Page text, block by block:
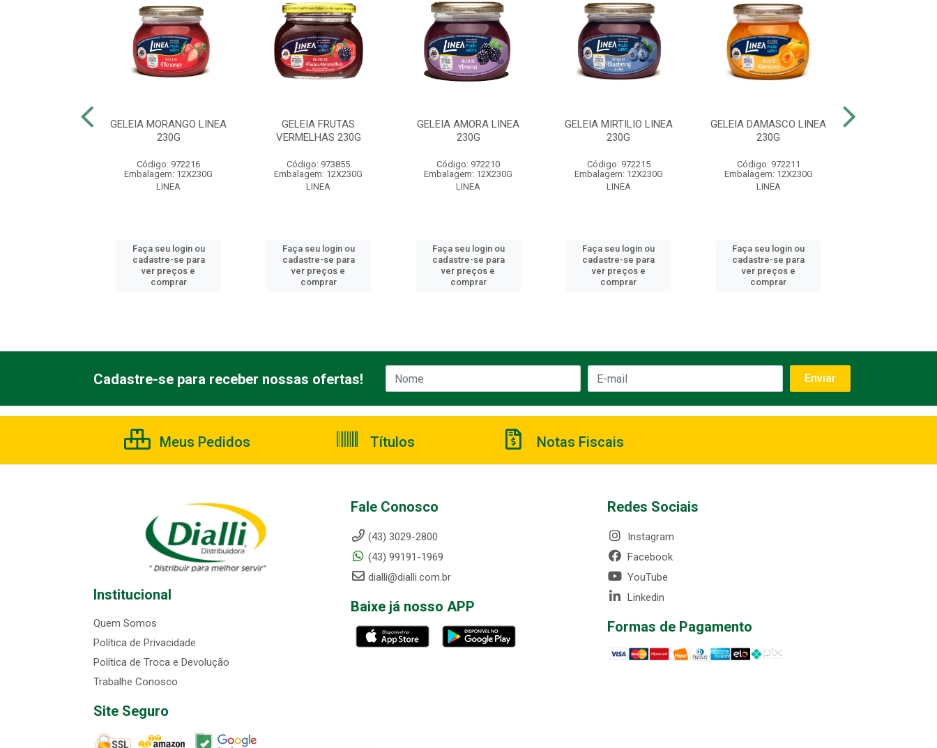
GELEIA MORANGO LINEA
230G
Código: 972216
Embalagem: 12X230G
LINEA
Faça seu login ou
cadastre-se para
ver preços e
comprar
GELEIA FRUTAS
VERMELHAS 230G
Código: 973855
Embalagem: 12X230G
LINEA
Faça seu login ou
cadastre-se para
ver preços e
comprar
GELEIA AMORA LINEA
230G
Código: 972210
Embalagem: 12X230G
LINEA
Faça seu login ou
cadastre-se para
ver preços e
comprar
GELEIA MIRTILIO LINEA
230G
Código: 972215
Embalagem: 12X230G
LINEA
Faça seu login ou
cadastre-se para
ver preços e
comprar
GELEIA DAMASCO LINEA
230G
Código: 972211
Embalagem: 12X230G
LINEA
Faça seu login ou
cadastre-se para
ver preços e
comprar
Cadastre-se para receber nossas ofertas!
Meus Pedidos Títulos Notas Fiscais
Institucional
Quem Somos
Política de Privacidade
Política de Troca e Devolução
Trabalhe Conosco
Site Seguro
Fale Conosco
(43) 3029-2800
(43) 99191-1969
dialli@dialli.com.br
Baixe já nosso APP
Redes Sociais
Instagram
Facebook
YouTube
Linkedin
Formas de Pagamento